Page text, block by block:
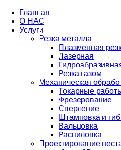
Главная
О НАС
Услуги
Резка металла
Плазменная
Лазерная
Резка газом
Механическая
Токарные
Фрезерование
Сверление
Штамповка и
Вальцовка
Распиловка
Проектирование